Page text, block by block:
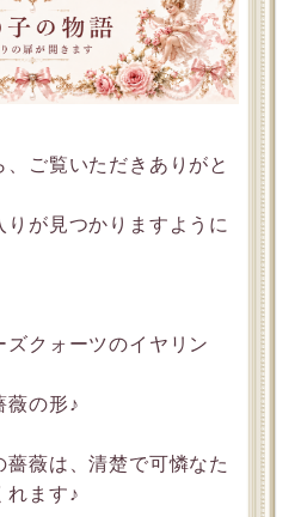
ご覧いただきありがと
が見つかりますように
ズクォーツのイヤリン
薇の形♪
薇は、清楚で可憐なた
れます♪